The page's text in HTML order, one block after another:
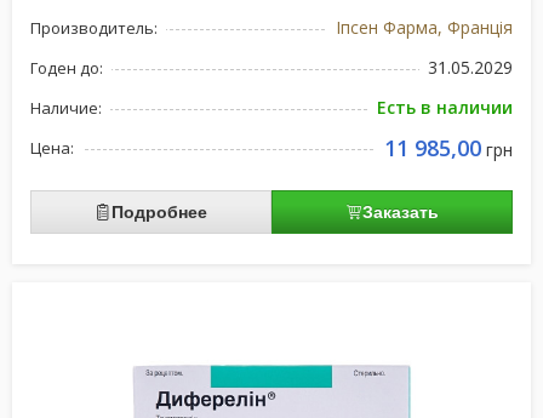
Производитель: Іпсен Фарма, Франція
Годен до: 31.05.2029
Наличие: Есть в наличии
Цена: 11 985,00 грн
Подробнее Заказать